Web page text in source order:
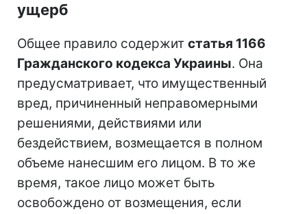
ущерб
Общее правило содержит статья 1166
Гражданского кодекса Украины. Она
предусматривает, что имущественный
вред, причиненный неправомерными
решениями, действиями или
бездействием, возмещается в полном
объеме нанесшим его лицом. В то же
время, такое лицо может быть
освобождено от возмещения, если